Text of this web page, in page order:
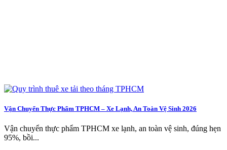
Vận Chuyển Thực Phẩm TPHCM – Xe Lạnh, An Toàn Vệ Sinh 2026
Vận chuyển thực phẩm TPHCM xe lạnh, an toàn vệ sinh, đúng hẹn
95%, bồi...